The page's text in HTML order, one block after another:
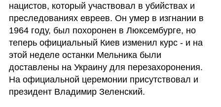
нацистов, который участвовал в убийствах и
преследованиях евреев. Он умер в изгнании в
1964 году, был похоронен в Люксембурге, но
теперь официальный Киев изменил курс - и на
этой неделе останки Мельника были
доставлены на Украину для перезахоронения.
На официальной церемонии присутствовал и
президент Владимир Зеленский.